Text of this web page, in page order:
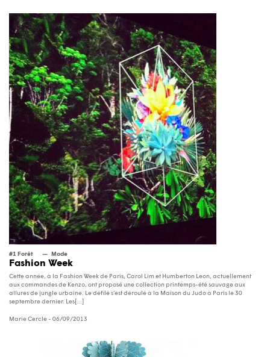
#1 Forêt Mode
Fashion Week
Cette année, à la Fashion Week de Paris, Carol Lim et Humberton Leon, actuellement
aux commandes de Kenzo, ont proposé une collection printemps-été sauvage aux
allures de jungle urbaine. Le défilé s’est déroulé à la Maison du Judo à Paris le 30
septembre dernier. Les[...]
Marie Cercle- 06/09/2013